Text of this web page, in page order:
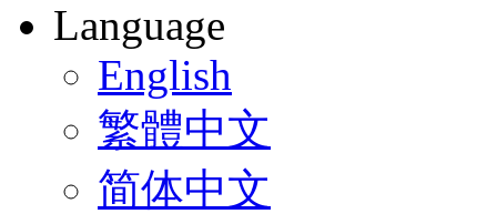
Language
English
繁體中文
简体中文